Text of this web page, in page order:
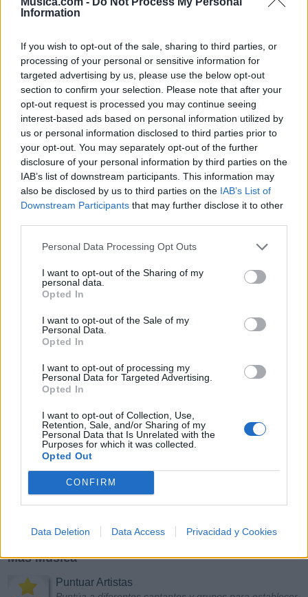
Information
If you wish to opt-out of the sale, sharing to third parties, or
processing of your personal or sensitive information for
targeted advertising by us, please use the below opt-out
section to confirm your selection. Please note that after your
opt-out request is processed you may continue seeing
interest-based ads based on personal information utilized by
us or personal information disclosed to third parties prior to
your opt-out. You may separately opt-out of the further
disclosure of your personal information by third parties on the
IAB’s list of downstream participants. This information may
also be disclosed by us to third parties on the IAB’s List of
Downstream Participants that may further disclose it to other
Personal Data Processing Opt Outs
I want to opt-out of the Sharing of my
personal data.
Opted In
I want to opt-out of the Sale of my
Personal Data.
Opted In
I want to opt-out of processing my
Personal Data for Targeted Advertising.
Opted In
I want to opt-out of Collection, Use,
Retention, Sale, and/or Sharing of my
Personal Data that Is Unrelated with the
Purposes for which it was collected.
Opted Out
CONFIRM
Data Deletion Data Access Privacidad y Cookies
Añadir un comentario ...
🪐🚀 Canciones para Ver las Estrellas:
Psicodelia y Space Rock 🎸✨
🌌🚀 Viaje intergaláctico: la mejor selección de
psicodelia, space rock y atmósferas cósmicas para
tus noches de astronomía. 🪐🎸 Desconecta, mira
al firmamento y siente la gravedad cero. 💾 ¡Guarda
esta colección para tu próxima noche estrellada!
✨⭐
B C D E F G H K
N O P Q R S T W
Z #
Más Música
Puntuar Artistas